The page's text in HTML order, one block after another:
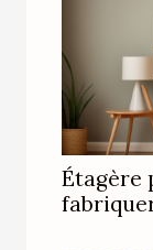
Étagère